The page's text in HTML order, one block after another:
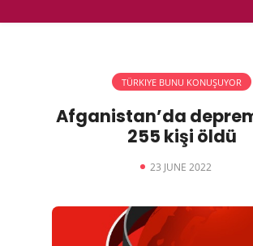
TÜRKIYE BUNU KONUŞUYOR
Afganistan’da
255 kişi öldü
23 JUNE 2022